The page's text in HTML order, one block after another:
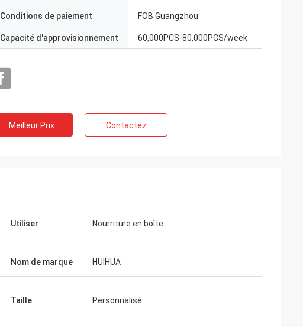
Barry Weiss
Conditions de paiement FOB Guangzhou
Capacité d'approvisionnement 60,000PCS-80,000PCS/week
Meilleur Prix Contactez
Utiliser Nourriture en boîte
Nom de marque HUIHUA
Taille Personnalisé